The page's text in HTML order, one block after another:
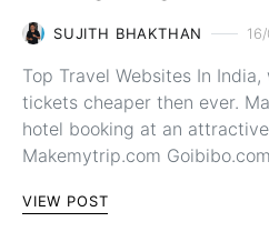
SUJITH BHAKTHAN
Top Travel Websites In
tickets cheaper then ever.
hotel booking at an
Makemytrip.com
VIEW POST